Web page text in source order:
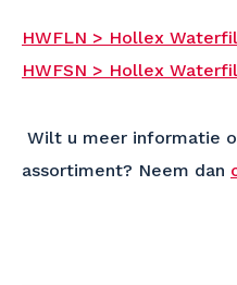
HWFLN > Hollex
HWFSN > Hollex
Wilt u meer informatie
assortiment? Neem dan